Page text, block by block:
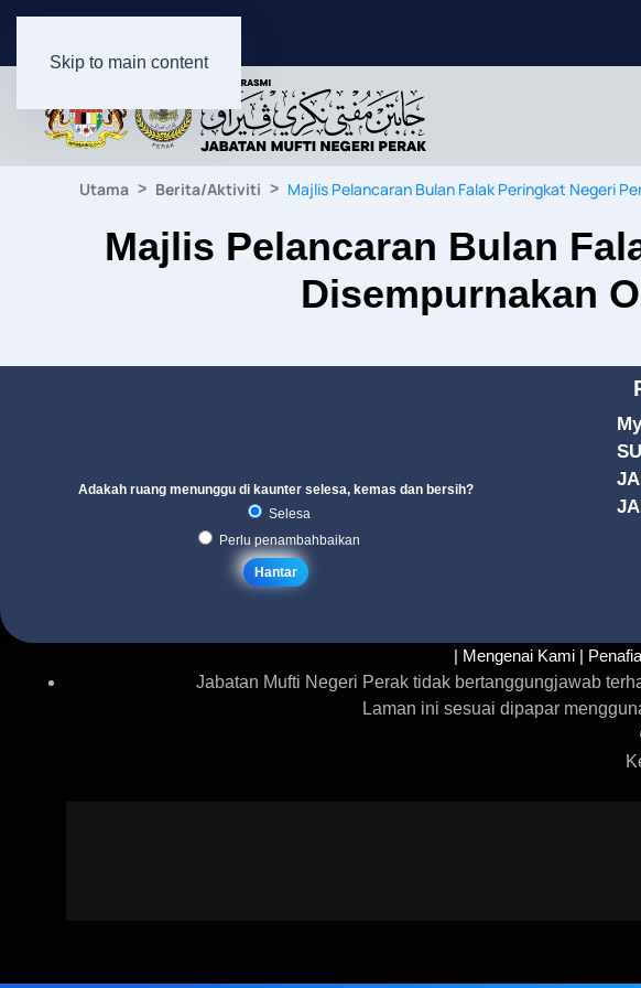
Skip to main content
Utama Berita/Aktiviti Majlis Pelancaran Bulan Falak Peringkat Negeri
Majlis Pelancaran Bulan
Disempurnakan
Adakah ruang menunggu di kaunter selesa, kemas dan bersih?
Selesa
Perlu penambahbaikan
| Mengenai Kami |
Jabatan Mufti Negeri Perak tidak bertanggungjawab
Laman ini sesuai dipapar